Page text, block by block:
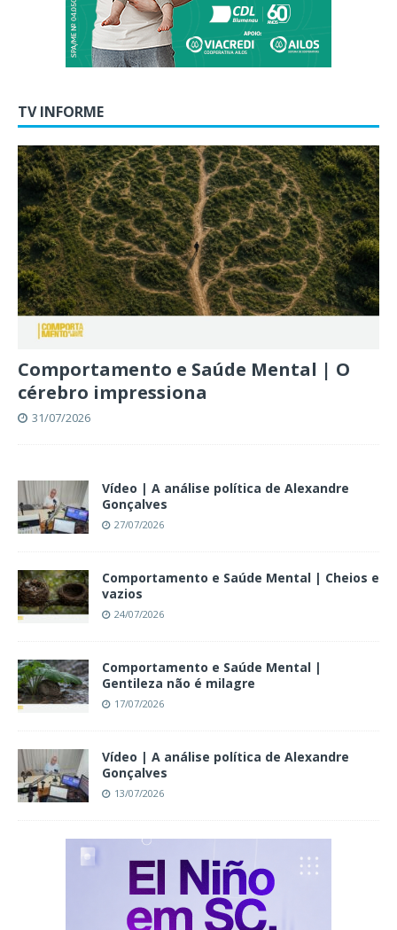
TV INFORME
Comportamento e Saúde Mental | O
cérebro impressiona
31/07/2026
Vídeo | A análise política de Alexandre
Gonçalves
27/07/2026
Comportamento e Saúde Mental | Cheios e
vazios
24/07/2026
Comportamento e Saúde Mental |
Gentileza não é milagre
17/07/2026
Vídeo | A análise política de Alexandre
Gonçalves
13/07/2026